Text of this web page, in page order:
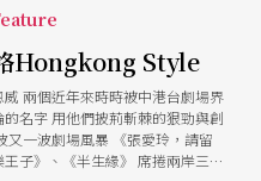
這一群對表演懷抱興趣的青年人
去，請堅持。 國家音樂廳文化藝
表演工作坊二十週年回顧展」，是
所以走了二十年的例子。展覽的第一
些泛黃的、有許多塗擦字跡、驚歎
手稿令我感動。「練習」是表演創
研發」過程，過去在談表演時，我
研發」這一環。政府補助單位只在
Hongkong Style
兩個近年來時時被中港台劇場界
名字 用他們披荊斬棘的狠勁與創
又一波劇場風暴 《張愛玲，請留
子》、《半生緣》 席捲兩岸三地